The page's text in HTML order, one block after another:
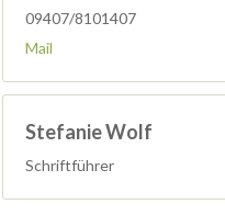
09407/8101407
Mail
Stefanie Wolf
Schriftführer